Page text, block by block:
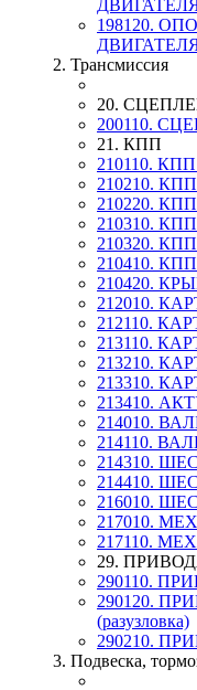
ДВИГАТЕЛЯ
198120.
2. Трансмиссия
20.
200110.
21. КПП
210110.
210210.
210220.
210310.
210320.
210410.
210420.
212010.
212110.
213110.
213210.
213310.
213410.
214010.
214110.
214310.
214410.
216010.
217010.
217110.
29.
290110.
290120.
(разузловка)
290210.
3. Подвеска,